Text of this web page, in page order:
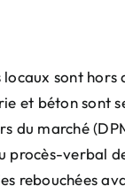
sont hors
et béton sont
du marché
verbal
rebouchées